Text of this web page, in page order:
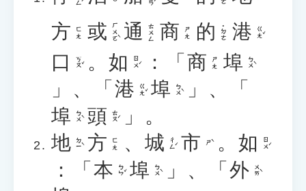
方 ㄈㄤ 或 ㄏㄨㄛˋ 通 ㄊㄨㄥ 商 ㄕㄤ 的 ˙ㄉㄜ 港 ㄍㄤˇ
口 ㄎㄡˇ 。 如 ㄖㄨˊ ：「 商 ㄕㄤ 埠 ㄅㄨˋ
」、「 港 ㄍㄤˇ 埠 ㄅㄨˋ
」、「
埠 ㄅㄨˋ 頭 ㄊㄡˊ
」。
地 ㄉㄧˋ 方 ㄈㄤ 、 城 ㄔㄥˊ 市 ㄕˋ 。 如 ㄖㄨˊ
：「 本 ㄅㄣˇ 埠 ㄅㄨˋ 」、「 外 ㄨㄞˋ